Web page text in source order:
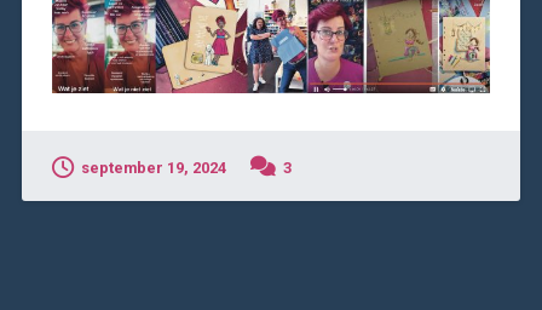
september 19, 2024 3